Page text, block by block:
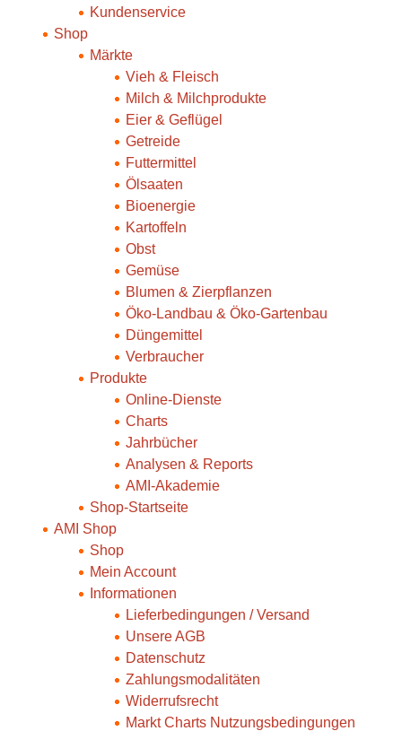
Kundenservice
Shop
Märkte
Vieh & Fleisch
Milch & Milchprodukte
Eier & Geflügel
Getreide
Futtermittel
Ölsaaten
Bioenergie
Kartoffeln
Obst
Gemüse
Blumen & Zierpflanzen
Öko-Landbau & Öko-Gartenbau
Düngemittel
Verbraucher
Produkte
Online-Dienste
Charts
Jahrbücher
Analysen & Reports
AMI-Akademie
Shop-Startseite
AMI Shop
Shop
Mein Account
Informationen
Lieferbedingungen / Versand
Unsere AGB
Datenschutz
Zahlungsmodalitäten
Widerrufsrecht
Markt Charts Nutzungsbedingungen